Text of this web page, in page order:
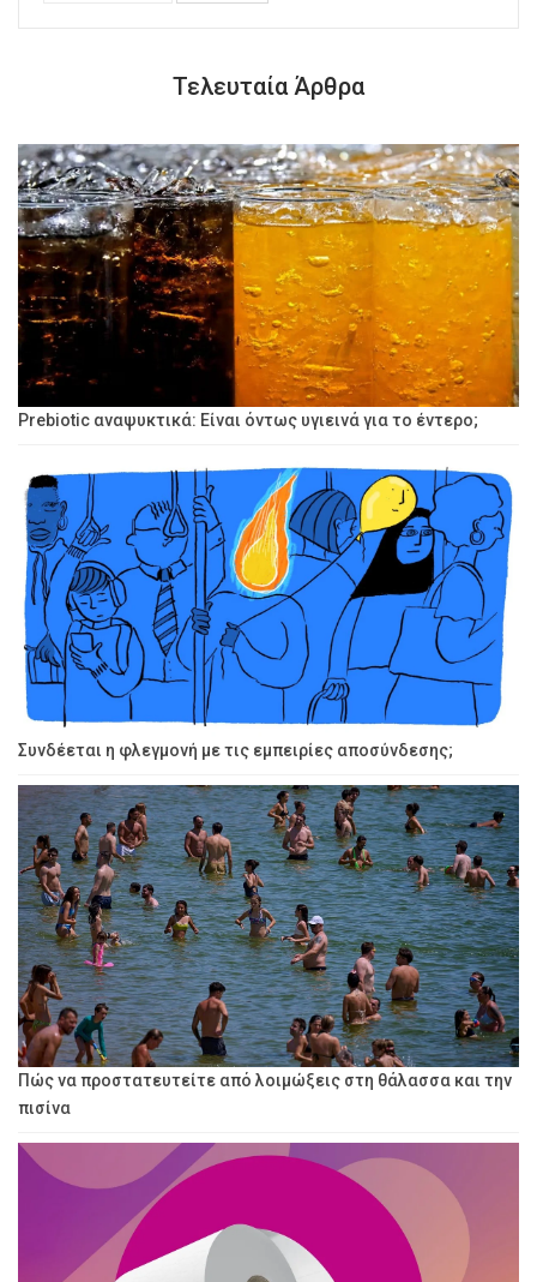
Τελευταία Άρθρα
Prebiotic αναψυκτικά: Είναι όντως υγιεινά για το έντερο;
Συνδέεται η φλεγμονή με τις εμπειρίες αποσύνδεσης;
Πώς να προστατευτείτε από λοιμώξεις στη θάλασσα και την
πισίνα